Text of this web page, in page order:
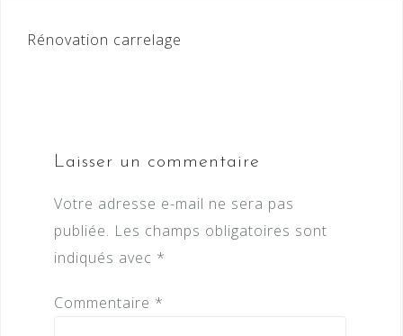
Navigation
Rénovation carrelage
Laisser un commentaire
Votre adresse e-mail ne sera pas
publiée. Les champs obligatoires sont
indiqués avec *
Commentaire *